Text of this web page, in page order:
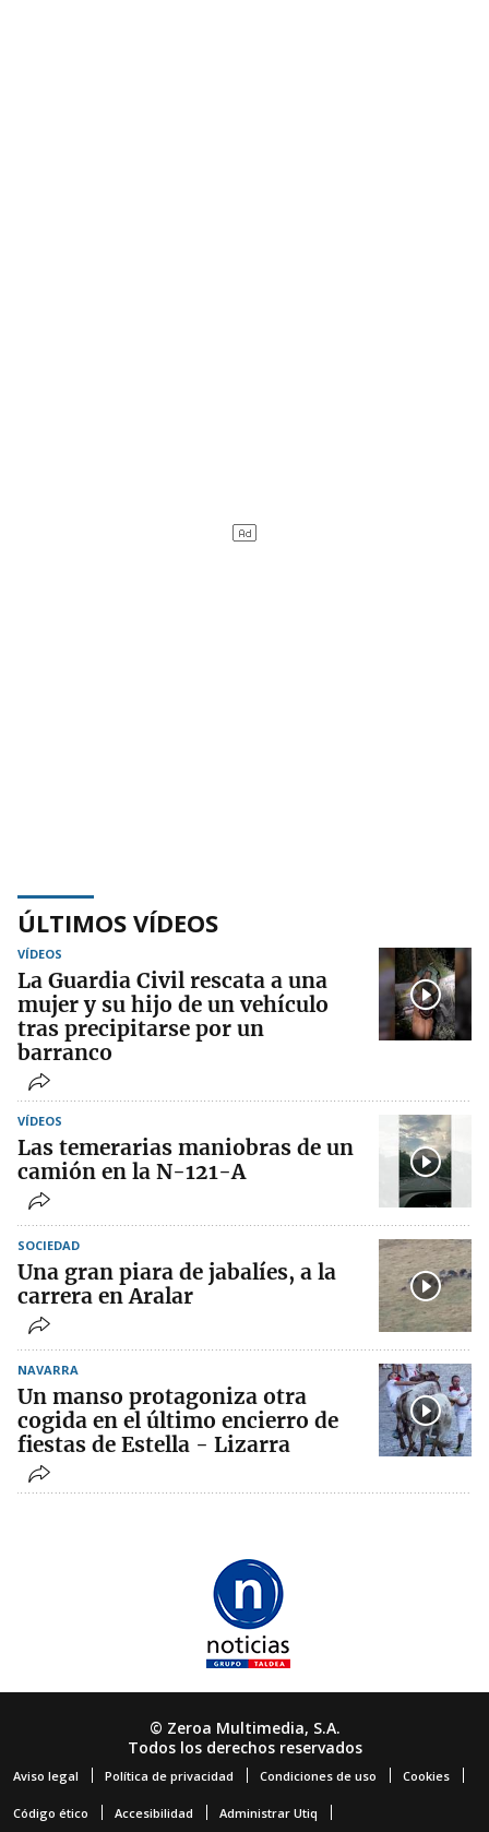
ÚLTIMOS VÍDEOS
VÍDEOS
La Guardia Civil rescata a una
mujer y su hijo de un vehículo
tras precipitarse por un
barranco
VÍDEOS
Las temerarias maniobras de un
camión en la N-121-A
SOCIEDAD
Una gran piara de jabalíes, a la
carrera en Aralar
NAVARRA
Un manso protagoniza otra
cogida en el último encierro de
fiestas de Estella - Lizarra
© Zeroa Multimedia, S.A.
Todos los derechos reservados
Aviso legal Política de privacidad Condiciones de uso Cookies
Código ético Accesibilidad Administrar Utiq